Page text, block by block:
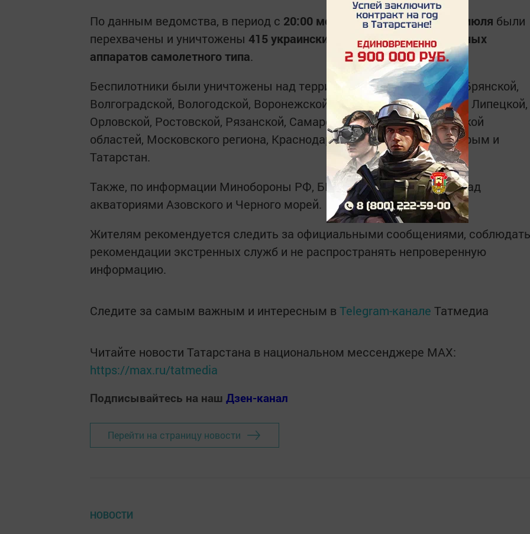
По данным ведомства, в период с 20:00 мск 7 июлядо08:00 мск 8 июля были
перехвачены и уничтожены 415 украинских беспилотных летательных
аппаратов самолетного типа.
Беспилотники были уничтожены над территориями Белгородской, Брянской,
Волгоградской, Вологодской, Воронежской, Владимирской, Курской, Липецкой,
Орловской, Ростовской, Рязанской, Самарской, Саратовской, Тульской
областей, Московского региона, Краснодарского края, республик Крым и
Татарстан.
Также, по информации Минобороны РФ, БПЛА были перехвачены над
акваториями Азовского и Черного морей.
Жителям рекомендуется следить за официальными сообщениями, соблюдать
рекомендации экстренных служб и не распространять непроверенную
информацию.
Следите за самым важным и интересным в Telegram-канале Татмедиа
Читайте новости Татарстана в национальном мессенджере MАХ:
https://max.ru/tatmedia
Подписывайтесь на наш Дзен-канал
Перейти на страницу новости
НОВОСТИ